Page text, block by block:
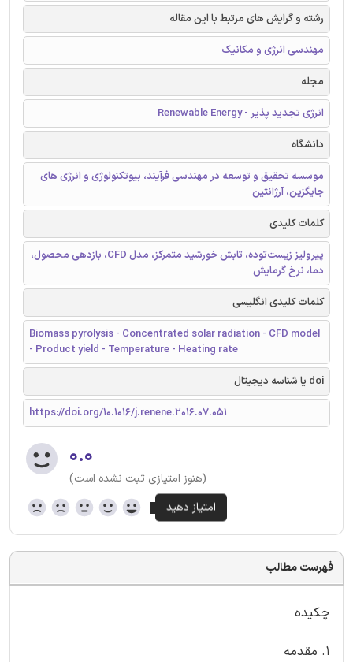
رشته و گرایش های مرتبط با این مقاله
مهندسی انرژی و مکانیک
مجله
انرژی تجدید پذیر - Renewable Energy
دانشگاه
موسسه تحقیق و توسعه در مهندسی فرآیند، بیوتکنولوژی و انرژی های
جایگزین، آرژانتین
کلمات کلیدی
پیرولیز زیست‌توده، تابش خورشید متمرکز، مدل CFD، بازدهی محصول،
دما، نرخ گرمایش
کلمات کلیدی انگلیسی
Biomass pyrolysis - Concentrated solar radiation - CFD model
- Product yield - Temperature - Heating rate
doi یا شناسه دیجیتال
https://doi.org/10.1016/j.renene.2016.07.051
۰.۰
(هنوز امتیازی ثبت نشده است)
فهرست مطالب
چکیده
1. مقدمه